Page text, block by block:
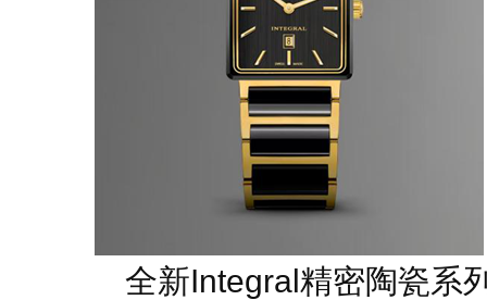
全新Integral精密陶瓷系